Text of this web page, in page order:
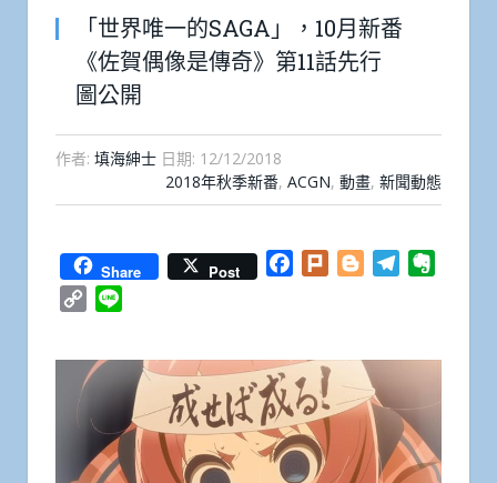
「世界唯一的SAGA」，10月新番
《佐賀偶像是傳奇》第11話先行
圖公開
作者: 填海紳士 日期: 12/12/2018
2018年秋季新番, ACGN, 動畫, 新聞動態
Share Post Facebook
Plurk BloggerTelegram
Copy